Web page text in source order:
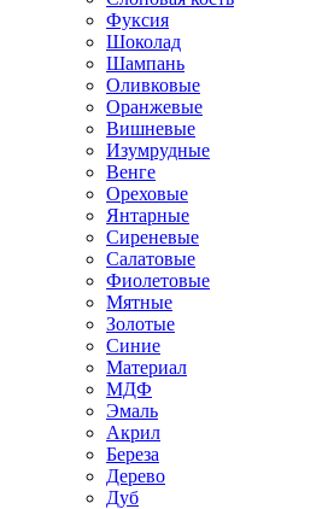
Фуксия
Шоколад
Шампань
Оливковые
Оранжевые
Вишневые
Изумрудные
Венге
Ореховые
Янтарные
Сиреневые
Салатовые
Фиолетовые
Мятные
Золотые
Синие
Материал
МДФ
Эмаль
Акрил
Береза
Дерево
Дуб